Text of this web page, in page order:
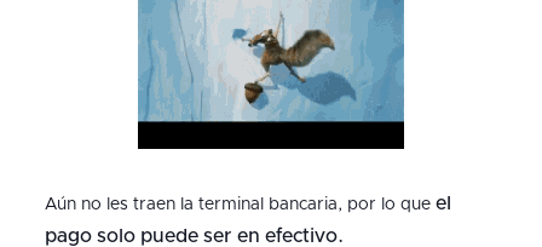
Aún no les traen la terminal bancaria, por lo que el
pago solo puede ser en efectivo.